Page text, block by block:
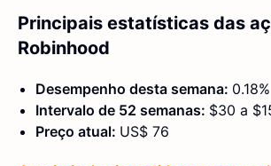
Principais estatísticas das
Robinhood
Desempenho desta semana: 0.18%
Intervalo de 52 semanas: $30 a
Preço atual: US$ 76